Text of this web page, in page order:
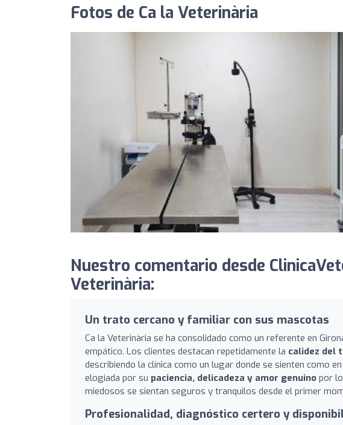
Fotos de Ca la Veterinària
Nuestro comentario desde
Veterinària:
Un trato cercano y familiar con sus mascotas
Ca la Veterinària se ha consolidado como un referente en
empático. Los clientes destacan repetidamente la calidez del
describiendo la clínica como un lugar donde se sienten como
elogiada por su paciencia, delicadeza y amor genuino por
miedosos se sientan seguros y tranquilos desde el primer
Profesionalidad, diagnóstico certero y